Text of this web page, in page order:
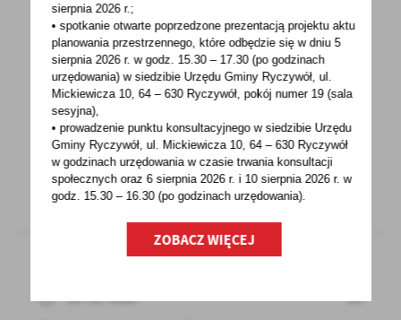
Przekazanie nowego ambulansu sanitarnego
dla Podstawowego Zespołu Ratownictwa
Medycznego stacjonującego w Ryczywole
Dnia 8 stycznia 2024 roku nastąpiło
przekazanie przez Dyrektor SP ZOZ
w Obornikach, Panią Małgorzatę...
08 - 01 - 2024
sierpnia 2026 r.;
• spotkanie otwarte poprzedzone prezentacją projektu aktu
planowania przestrzennego, które odbędzie się w dniu 5
sierpnia 2026 r.w godz. 15.30 – 17.30 (po godzinach
urzędowania) w siedzibie Urzędu Gminy Ryczywół, ul.
Mickiewicza 10, 64 – 630 Ryczywół, pokójnumer 19 (sala
sesyjna),
• prowadzenie punktu konsultacyjnego w siedzibie Urzędu
Gminy Ryczywół, ul. Mickiewicza 10, 64 – 630 Ryczywół
w godzinachurzędowania w czasie trwania konsultacji
społecznych oraz 6 sierpnia 2026 r. i 10 sierpnia 2026 r. w
godz. 15.30 – 16.30 (po godzinachurzędowania).
ZOBACZ WIĘCEJ